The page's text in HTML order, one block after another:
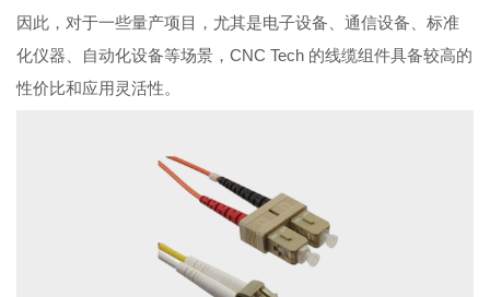
因此，对于一些量产项目，尤其是电子设备、通信设备、标准
化仪器、自动化设备等场景，CNC Tech 的线缆组件具备较高的
性价比和应用灵活性。